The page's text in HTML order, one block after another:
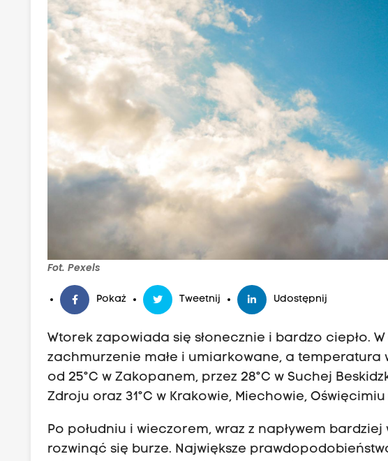
Fot. Pexels
Pokaż Tweetnij Udostępnij
Wtorek zapowiada się słonecznie i bardzo ciepło.
zachmurzenie małe i umiarkowane, a
od 25°C w Zakopanem, przez 28°C w Suchej
Zdroju oraz 31°C w Krakowie, Miechowie,
Po południu i wieczorem, wraz z napływem
rozwinąć się burze. Największe